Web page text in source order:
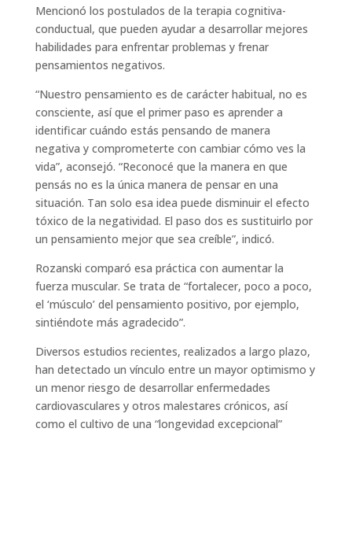
Mencionó los postulados de la terapia cognitiva-
conductual, que pueden ayudar a desarrollar mejores
habilidades para enfrentar problemas y frenar
pensamientos negativos.
“Nuestro pensamiento es de carácter habitual, no es
consciente, así que el primer paso es aprender a
identificar cuándo estás pensando de manera
negativa y comprometerte con cambiar cómo ves la
vida”, aconsejó. “Reconocé que la manera en que
pensás no es la única manera de pensar en una
situación. Tan solo esa idea puede disminuir el efecto
tóxico de la negatividad. El paso dos es sustituirlo por
un pensamiento mejor que sea creíble”, indicó.
Rozanski comparó esa práctica con aumentar la
fuerza muscular. Se trata de “fortalecer, poco a poco,
el ‘músculo’ del pensamiento positivo, por ejemplo,
sintiéndote más agradecido”.
Diversos estudios recientes, realizados a largo plazo,
han detectado un vínculo entre un mayor optimismo y
un menor riesgo de desarrollar enfermedades
cardiovasculares y otros malestares crónicos, así
como el cultivo de una “longevidad excepcional”